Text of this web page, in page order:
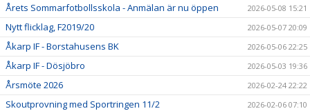
Årets Sommarfotbollsskola - Anmälan är nu öppen 2026-05-08 15:21
Nytt flicklag, F2019/20 2026-05-07 20:09
Åkarp IF - Borstahusens BK 2026-05-06 22:25
Åkarp IF - Dösjöbro 2026-05-03 19:36
Årsmöte 2026 2026-02-24 22:22
Skoutprovning med Sportringen 11/2 2026-02-06 07:10